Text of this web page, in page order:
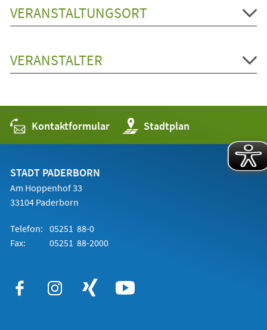
VERANSTALTUNGSORT
VERANSTALTER
Kontaktformular Stadtplan
(Öffnet
in
einem
STADT PADERBORN
Am Hoppenhof 33
33104 Paderborn
Telefon: 05251 88-0
Fax:
05251 88-2000